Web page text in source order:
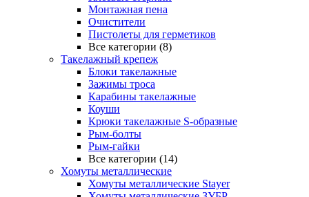
Монтажная пена
Очистители
Пистолеты для герметиков
Все категории (8)
Такелажный крепеж
Блоки такелажные
Зажимы троса
Карабины такелажные
Коуши
Крюки такелажные S-образные
Рым-болты
Рым-гайки
Все категории (14)
Хомуты металлические
Хомуты металлические Stayer